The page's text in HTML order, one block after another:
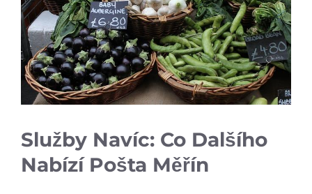
Služby Navíc: Co Dalšího
Nabízí Pošta Měřín